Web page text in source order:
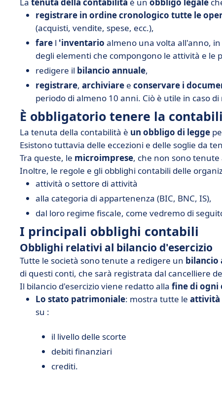
registrare in ordine cronologico tutte le
(acquisti, vendite, spese, ecc.),
fare l 'inventario almeno una volta all'anno,
degli elementi che compongono le attività e le
redigere il bilancio annuale,
registrare, archiviare e conservare i
periodo di almeno 10 anni. Ciò è utile in caso
È obbligatorio tenere la
La tenuta della contabilità è un obbligo di legge
Esistono tuttavia delle eccezioni e delle soglie da
Tra queste, le microimprese, che non sono
Inoltre, le regole e gli obblighi contabili delle
attività o settore di attività
alla categoria di appartenenza (BIC, BNC, IS),
dal loro regime fiscale, come vedremo di
I principali obblighi contabili
Obblighi relativi al bilancio d'esercizio
Tutte le società sono tenute a redigere un bilancio
di questi conti, che sarà registrata dal cancelliere
Il bilancio d'esercizio viene redatto alla fine di ogni
Lo stato patrimoniale: mostra tutte le attività
su :
il livello delle scorte
debiti finanziari
crediti.